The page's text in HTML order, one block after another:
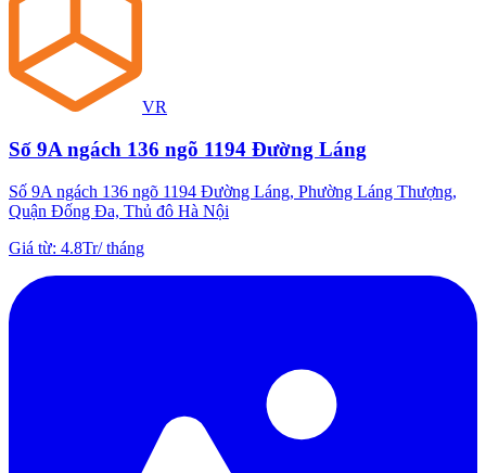
VR
Số 9A ngách 136 ngõ 1194 Đường Láng
Số 9A ngách 136 ngõ 1194 Đường Láng, Phường Láng Thượng,
Quận Đống Đa, Thủ đô Hà Nội
Giá từ: 4.8Tr/tháng